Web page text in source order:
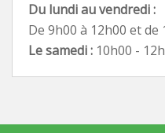
Du lundi au vendredi :
De 9h00 à 12h00 et de
Le samedi : 10h00 -